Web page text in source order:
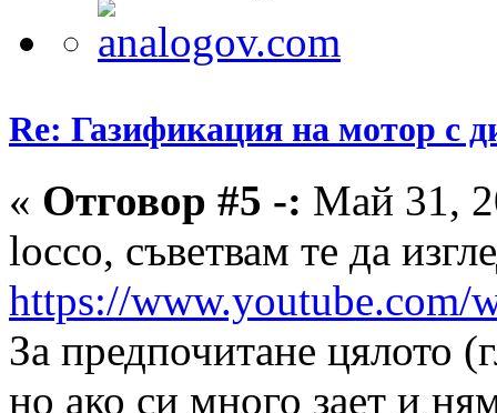
Re: Газификация на мотор с
« Отговор #5 -: Май 31,
locco, съветвам те да
https://
За предпочитане цялото
но ако си много зает и